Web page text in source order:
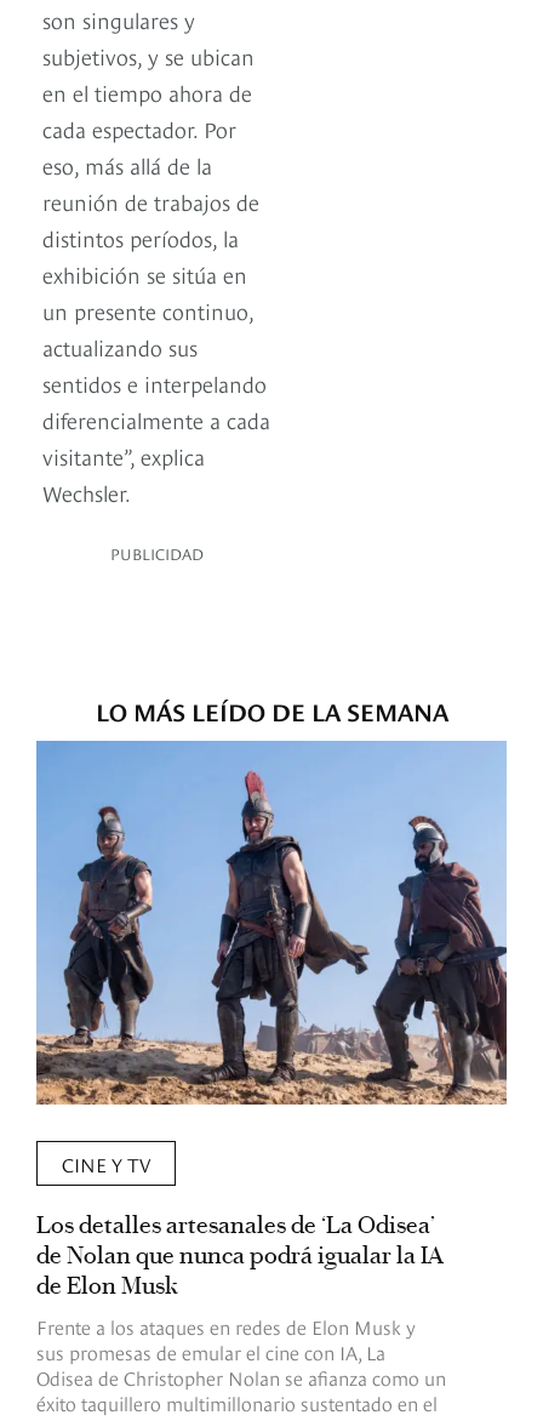
son singulares y
subjetivos, y se ubican
en el tiempo ahora de
cada espectador. Por
eso, más allá de la
reunión de trabajos de
distintos períodos, la
exhibición se sitúa en
un presente continuo,
actualizando sus
sentidos e interpelando
diferencialmente a cada
visitante”, explica
Wechsler.
PUBLICIDAD
LO MÁS LEÍDO DE LA SEMANA
CINE Y TV
Los detalles artesanales de ‘La Odisea’
de Nolan que nunca podrá igualar la IA
de Elon Musk
Frente a los ataques en redes de Elon Musk y
sus promesas de emular el cine con IA, La
Odisea de Christopher Nolan se afianza como un
éxito taquillero multimillonario sustentado en el